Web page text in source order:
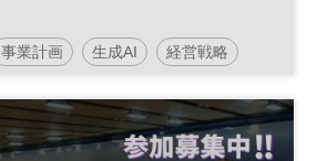
事業計画 生成AI 経営戦略